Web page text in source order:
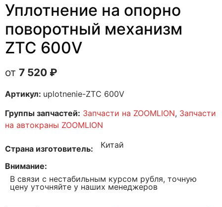
Уплотнение на опорно
поворотный механизм
ZTC 600V
7 520 ₽
Артикул: uplotnenie-ZTC 600V
Группы запчастей: Запчасти на ZOOMLION, Запчасти
на автокраны ZOOMLION
Страна изготовитель Китай
Внимание
В связи с нестабильным курсом рубля, точную
цену уточняйте у наших менеджеров